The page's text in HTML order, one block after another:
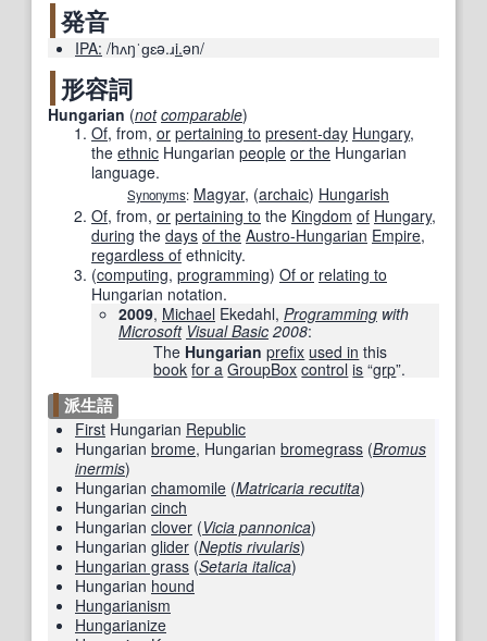
発音
IPA: /hʌŋˈɡɛə.ɹi.ən/
形容詞
Hungarian (not comparable)
Of, from, or pertaining to present-day Hungary,
the ethnic Hungarian people or the Hungarian
language.
Synonyms: Magyar, (archaic) Hungarish
Of, from, or pertaining to the Kingdom of Hungary,
during the days of the Austro-Hungarian Empire,
regardless of ethnicity.
(computing, programming) Of or relating to
Hungarian notation.
2009, Michael Ekedahl, Programming with
Microsoft Visual Basic 2008:
The Hungarian prefix used in this
book for a GroupBox control is “grp”.
派生語
First Hungarian Republic
Hungarian brome, Hungarian bromegrass (Bromus
inermis)
Hungarian chamomile (Matricaria recutita)
Hungarian cinch
Hungarian clover (Vicia pannonica)
Hungarian glider (Neptis rivularis)
Hungarian grass (Setaria italica)
Hungarian hound
Hungarianism
Hungarianize